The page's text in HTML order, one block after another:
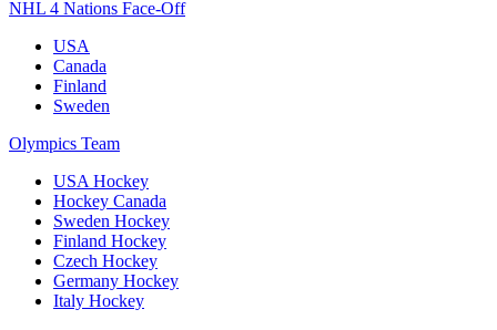
NHL 4 Nations Face-Off
USA
Canada
Finland
Sweden
Olympics Team
USA Hockey
Hockey Canada
Sweden Hockey
Finland Hockey
Czech Hockey
Germany Hockey
Italy Hockey